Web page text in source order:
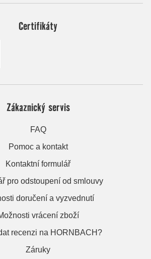
Certifikáty
Zákaznický servis
FAQ
Pomoc a kontakt
Kontaktní formulář
pro odstoupení od smlouvy
doručení a vyzvednutí
vrácení zboží
recenzi na HORNBACH?
Záruky